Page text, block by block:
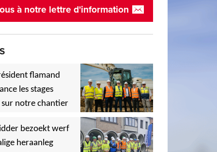
à notre lettre d'information
flamand
les stages
sur notre chantier
,
bezoekt werf
heraanleg